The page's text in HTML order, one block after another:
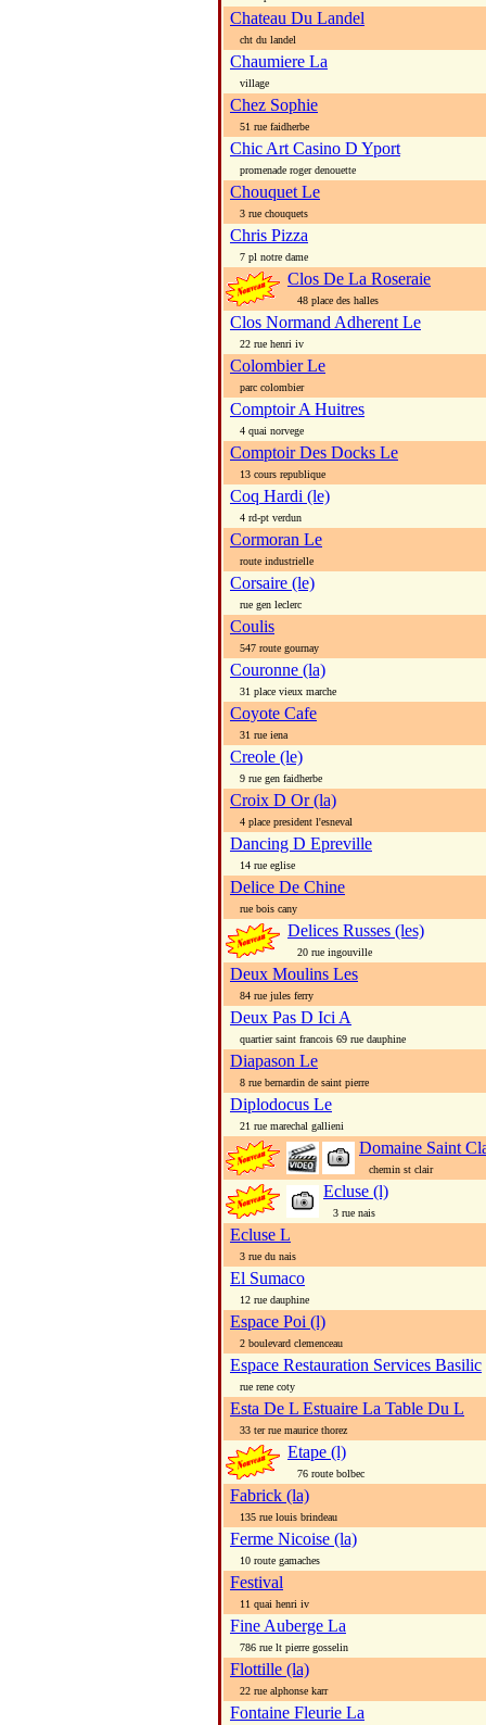
Chateau Du Landel
cht du landel
Chaumiere La
village
Chez Sophie
51 rue faidherbe
Chic Art Casino D Yport
promenade roger denouette
Chouquet Le
3 rue chouquets
Chris Pizza
7 pl notre dame
Clos De La Roseraie
48 place des halles
Clos Normand Adherent Le
22 rue henri iv
Colombier Le
parc colombier
Comptoir A Huitres
4 quai norvege
Comptoir Des Docks Le
13 cours republique
Coq Hardi (le)
4 rd-pt verdun
Cormoran Le
route industrielle
Corsaire (le)
rue gen leclerc
Coulis
547 route gournay
Couronne (la)
31 place vieux marche
Coyote Cafe
31 rue iena
Creole (le)
9 rue gen faidherbe
Croix D Or (la)
4 place president l'esneval
Dancing D Epreville
14 rue eglise
Delice De Chine
rue bois cany
Delices Russes (les)
20 rue ingouville
Deux Moulins Les
84 rue jules ferry
Deux Pas D Ici A
quartier saint francois 69 rue dauphine
Diapason Le
8 rue bernardin de saint pierre
Diplodocus Le
21 rue marechal gallieni
Domaine Saint
chemin st clair
Ecluse (l)
3 rue nais
Ecluse L
3 rue du nais
El Sumaco
12 rue dauphine
Espace Poi (l)
2 boulevard clemenceau
Espace Restauration Services Basilic
rue rene coty
Esta De L Estuaire La Table Du L
33 ter rue maurice thorez
Etape (l)
76 route bolbec
Fabrick (la)
135 rue louis brindeau
Ferme Nicoise (la)
10 route gamaches
Festival
11 quai henri iv
Fine Auberge La
786 rue lt pierre gosselin
Flottille (la)
22 rue alphonse karr
Fontaine Fleurie La